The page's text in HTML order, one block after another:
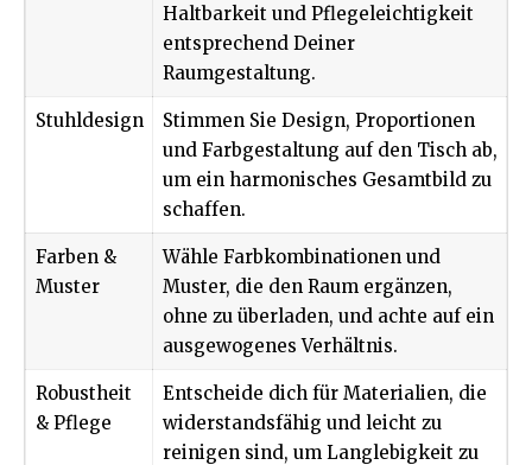
Haltbarkeit und Pflegeleichtigkeit
entsprechend Deiner
Raumgestaltung.
Stuhldesign
Stimmen Sie Design, Proportionen
und Farbgestaltung auf den Tisch ab,
um ein harmonisches Gesamtbild zu
schaffen.
Farben &
Muster
Wähle Farbkombinationen und
Muster, die den Raum ergänzen,
ohne zu überladen, und achte auf ein
ausgewogenes Verhältnis.
Robustheit
& Pflege
Entscheide dich für Materialien, die
widerstandsfähig und leicht zu
reinigen sind, um Langlebigkeit zu